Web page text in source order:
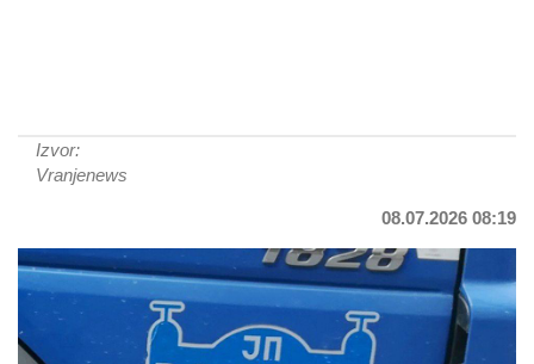
Izvor:
Vranjenews
08.07.2026 08:19